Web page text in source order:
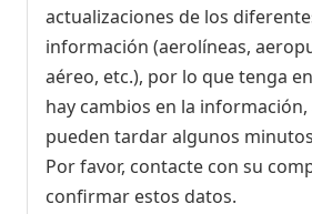
actualizaciones de los
información (aerolíneas,
aéreo, etc.), por lo que tenga
hay cambios en la
pueden tardar algunos
Por favor, contacte con su
confirmar estos datos.